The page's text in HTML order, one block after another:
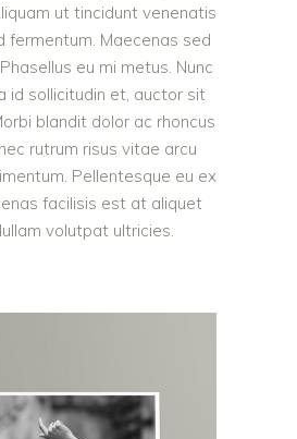
ut tincidunt venenatis
fermentum. Maecenas sed
eu mi metus. Nunc
id sollicitudin et, auctor sit
blandit dolor ac rhoncus
rutrum risus vitae arcu
Pellentesque eu ex
facilisis est at aliquet
volutpat ultricies.